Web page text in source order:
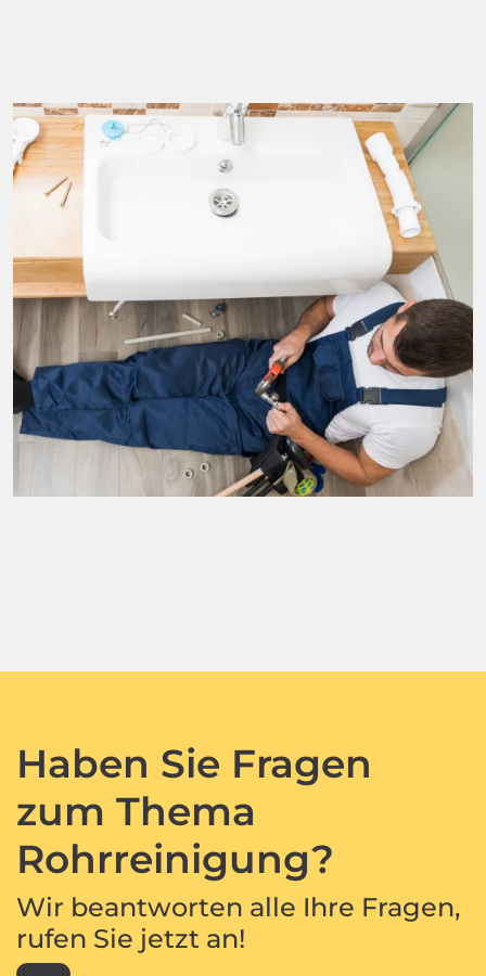
Haben Sie Fragen
zum Thema
Rohrreinigung?
Wir beantworten alle Ihre Fragen,
rufen Sie jetzt an!